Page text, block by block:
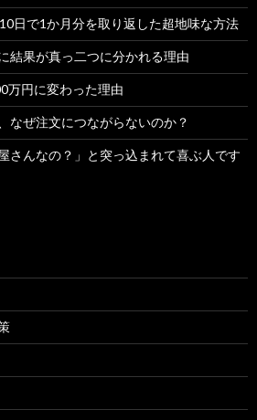
日で1か月分を取り返した超地味な方法
結果が真っ二つに分かれる理由
万円に変わった理由
なぜ注文につながらないのか？
さんなの？」と突っ込まれて喜ぶ人です